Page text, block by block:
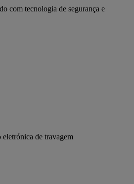
com tecnologia de segurança e
eletrónica de travagem